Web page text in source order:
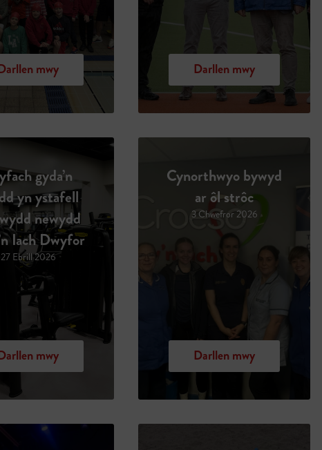
mwy Darllen mwy
gyda’n
yn ystafell
newydd
Iach Dwyfor
27 Ebrill 2026
mwy
Cynorthwyo bywyd
ar ôl strôc
3 Chwefror 2026
Darllen mwy